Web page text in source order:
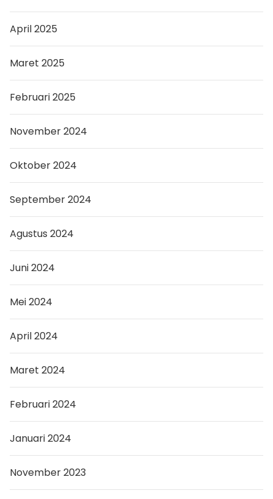
April 2025
Maret 2025
Februari 2025
November 2024
Oktober 2024
September 2024
Agustus 2024
Juni 2024
Mei 2024
April 2024
Maret 2024
Februari 2024
Januari 2024
November 2023